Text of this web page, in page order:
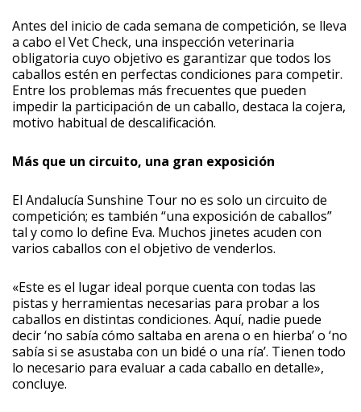
Antes del inicio de cada semana de competición, se lleva
a cabo el Vet Check, una inspección veterinaria
obligatoria cuyo objetivo es garantizar que todos los
caballos estén en perfectas condiciones para competir.
Entre los problemas más frecuentes que pueden
impedir la participación de un caballo, destaca la cojera,
motivo habitual de descalificación.
Más que un circuito, una gran exposición
El Andalucía Sunshine Tour no es solo un circuito de
competición; es también “una exposición de caballos”
tal y como lo define Eva. Muchos jinetes acuden con
varios caballos con el objetivo de venderlos.
«Este es el lugar ideal porque cuenta con todas las
pistas y herramientas necesarias para probar a los
caballos en distintas condiciones. Aquí, nadie puede
decir ‘no sabía cómo saltaba en arena o en hierba’ o ‘no
sabía si se asustaba con un bidé o una ría’. Tienen todo
lo necesario para evaluar a cada caballo en detalle»,
concluye.